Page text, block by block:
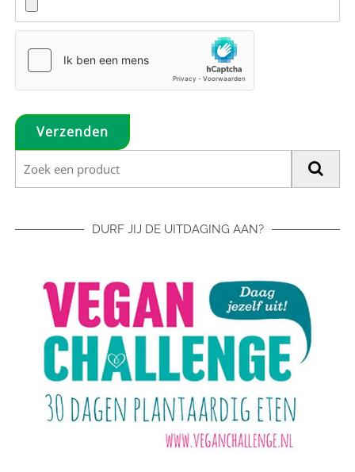
DURF JIJ DE UITDAGING AAN?